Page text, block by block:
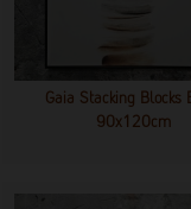
Gaia Stacking Blocks
90x120cm